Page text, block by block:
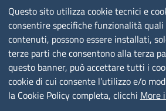
Questo sito utilizza cookie tecnici e
consentire specifiche funzionalità
contenuti, possono essere installati,
terze parti che consentono alla terza
questo banner, può accettare tutti i
cookie di cui consente l’utilizzo e/o
la Cookie Policy completa, clicchi More